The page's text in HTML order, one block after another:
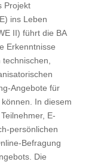
Projekt
ins Leben
II) führt die BA
Erkenntnisse
Angebote für
In diesem
E-
persönlichen
Befragung
Die